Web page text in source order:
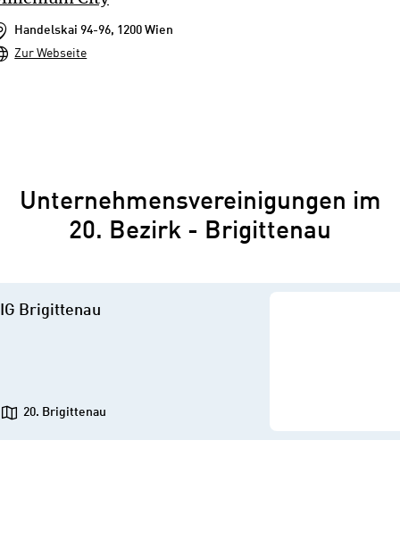
Handelskai 94-96, 1200 Wien
Zur Webseite
Unternehmensvereinigungen im
20. Bezirk - Brigittenau
IG Brigittenau
20. Brigittenau